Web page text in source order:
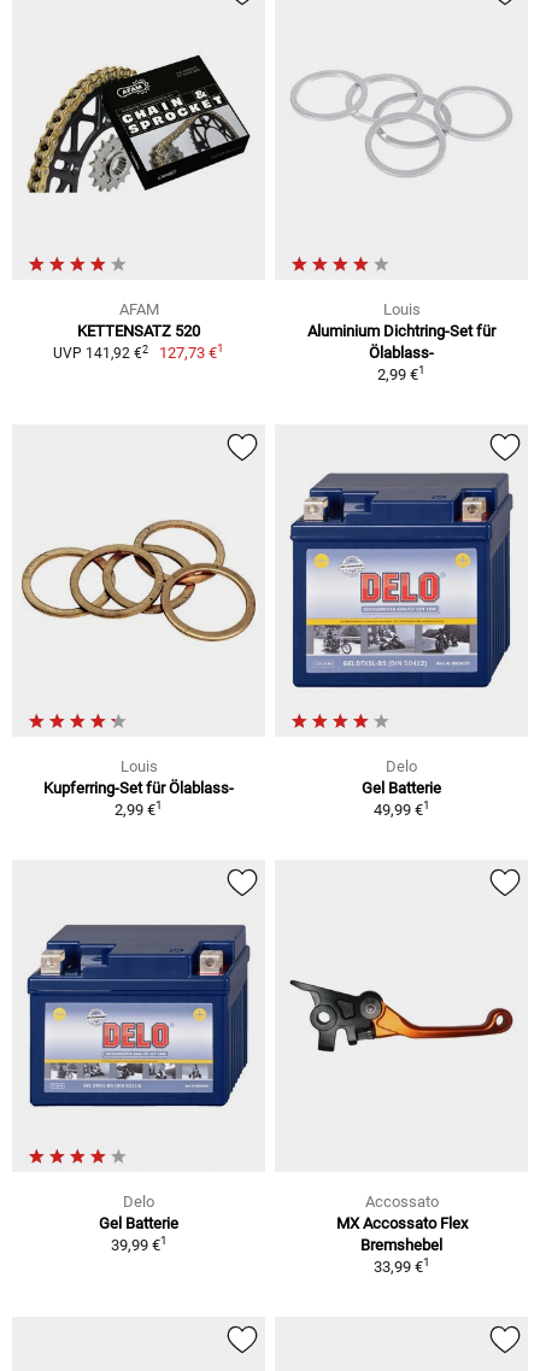
AFAM
KETTENSATZ 520
UVP 141,92 €2 127,73 €1
Louis
Aluminium Dichtring-Set für
Ölablass-
2,99 €1
Louis
Kupferring-Set für Ölablass-
2,99 €1
Delo
Gel Batterie
49,99 €1
Delo
Gel Batterie
39,99 €1
Accossato
MX Accossato Flex
Bremshebel
33,99 €1